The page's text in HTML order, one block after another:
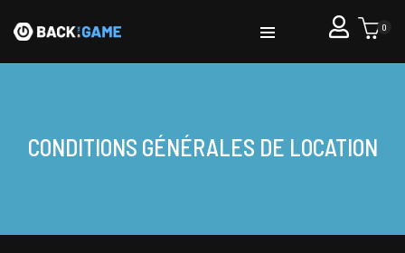
0
CONDITIONS GÉNÉRALES DE LOCATION